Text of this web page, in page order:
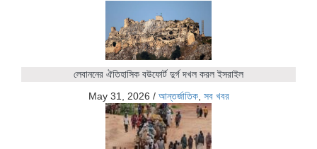
লেবাননের ঐতিহাসিক বউফোর্ট দুর্গ দখল করল ইসরাইল
May 31, 2026 / আন্তর্জাতিক, সব খবর